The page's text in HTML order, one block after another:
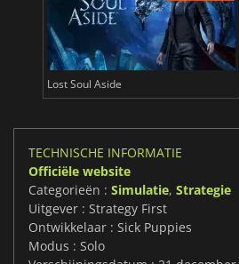
Lost Soul Aside
TECHNISCHE INFORMATIE
Officiële website
Categorieën : Simulatie, Strategie
Uitgever : Strategy First
Ontwikkelaar : Sick Puppies
Modus : Solo